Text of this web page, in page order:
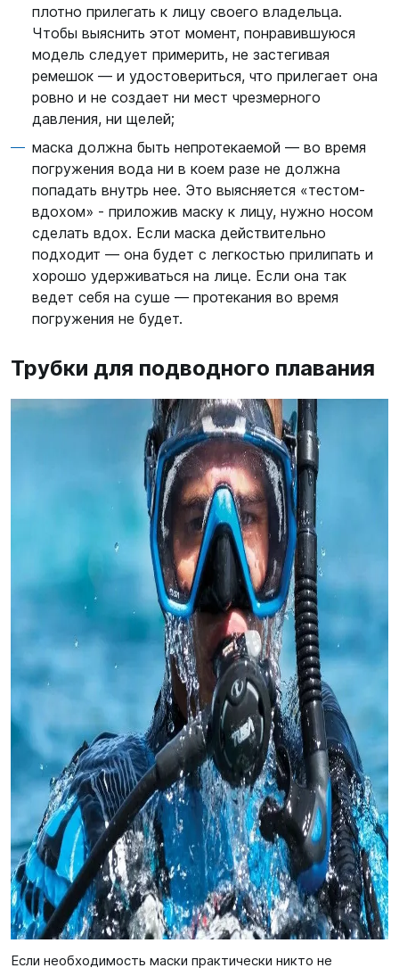
плотно прилегать к лицу своего владельца.
Чтобы выяснить этот момент, понравившуюся
модель следует примерить, не застегивая
ремешок — и удостовериться, что прилегает она
ровно и не создает ни мест чрезмерного
давления, ни щелей;
маска должна быть непротекаемой — во время
погружения вода ни в коем разе не должна
попадать внутрь нее. Это выясняется «тестом-
вдохом» - приложив маску к лицу, нужно носом
сделать вдох. Если маска действительно
подходит — она будет с легкостью прилипать и
хорошо удерживаться на лице. Если она так
ведет себя на суше — протекания во время
погружения не будет.
Трубки для подводного плавания
Если необходимость маски практически никто не